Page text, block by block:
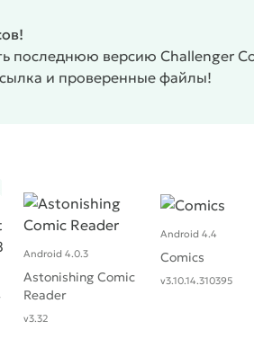
последнюю версию Challenger
и проверенные файлы!
Astonishing Comic
Reader
Android 4.0.3
v3.32
Comics
Android 4.4
v3.10.14.310395